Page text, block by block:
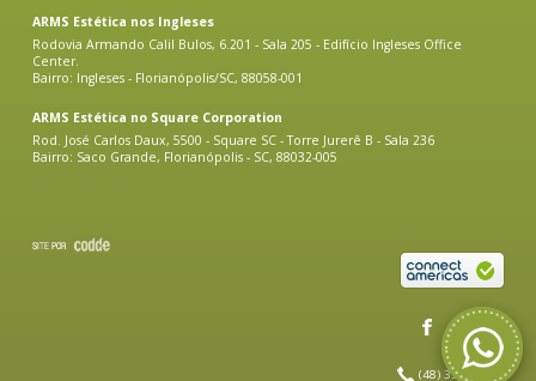
ARMS Estética nos Ingleses
Rodovia Armando Calil Bulos, 6.201 - Sala 205 - Edifício Ingleses Office
Center.
Bairro: Ingleses - Florianópolis/SC, 88058-001
ARMS Estética no Square Corporation
Rod. José Carlos Daux, 5500 - Square SC - Torre Jurerê B - Sala 236
Bairro: Saco Grande, Florianópolis - SC, 88032-005
(48) 3364 0418